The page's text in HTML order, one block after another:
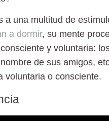
una multitud de
a dormir, su mente
y voluntaria:
de sus amigos,
voluntaria o consciente.